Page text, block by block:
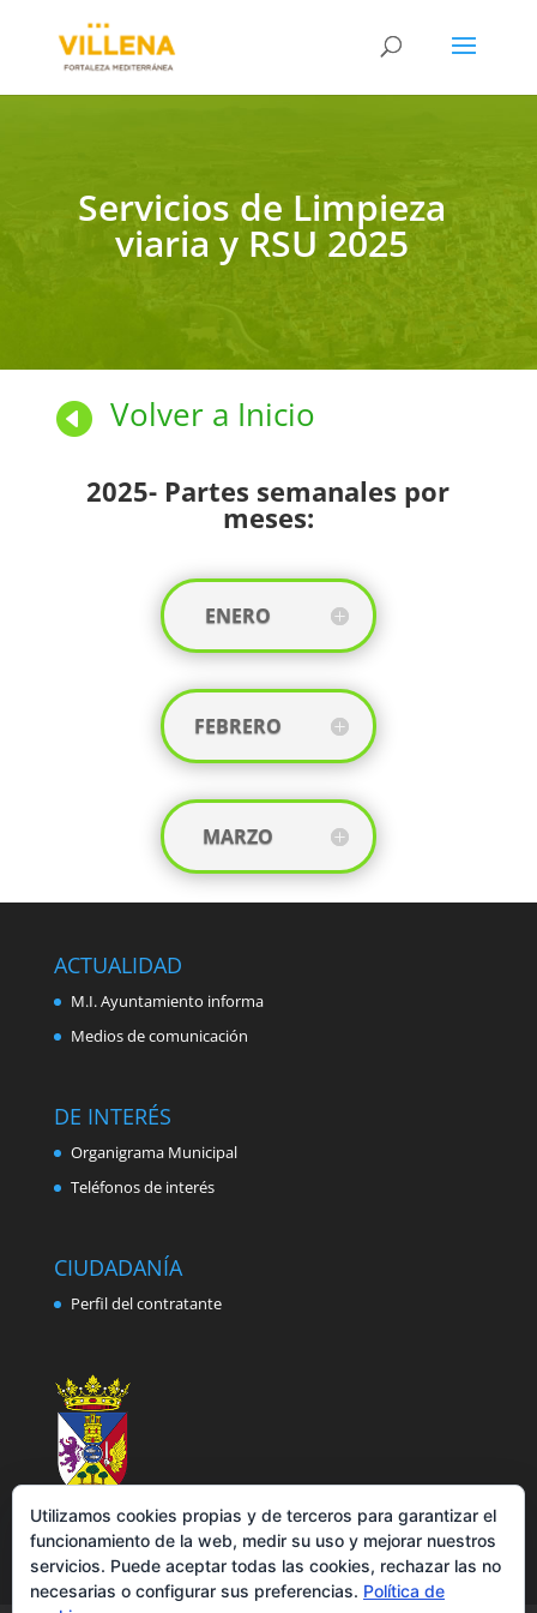
Servicios de Limpieza
viaria y RSU 2025
 Volver a Inicio
2025- Partes semanales por
meses:
ENERO
FEBRERO
MARZO
ACTUALIDAD
M.I. Ayuntamiento informa
Medios de comunicación
DE INTERÉS
Organigrama Municipal
Teléfonos de interés
CIUDADANÍA
Perfil del contratante
Utilizamos cookies propias y de terceros para garantizar el
funcionamiento de la web, medir su uso y mejorar nuestros
servicios. Puede aceptar todas las cookies, rechazar las no
necesarias o configurar sus preferencias. Política de